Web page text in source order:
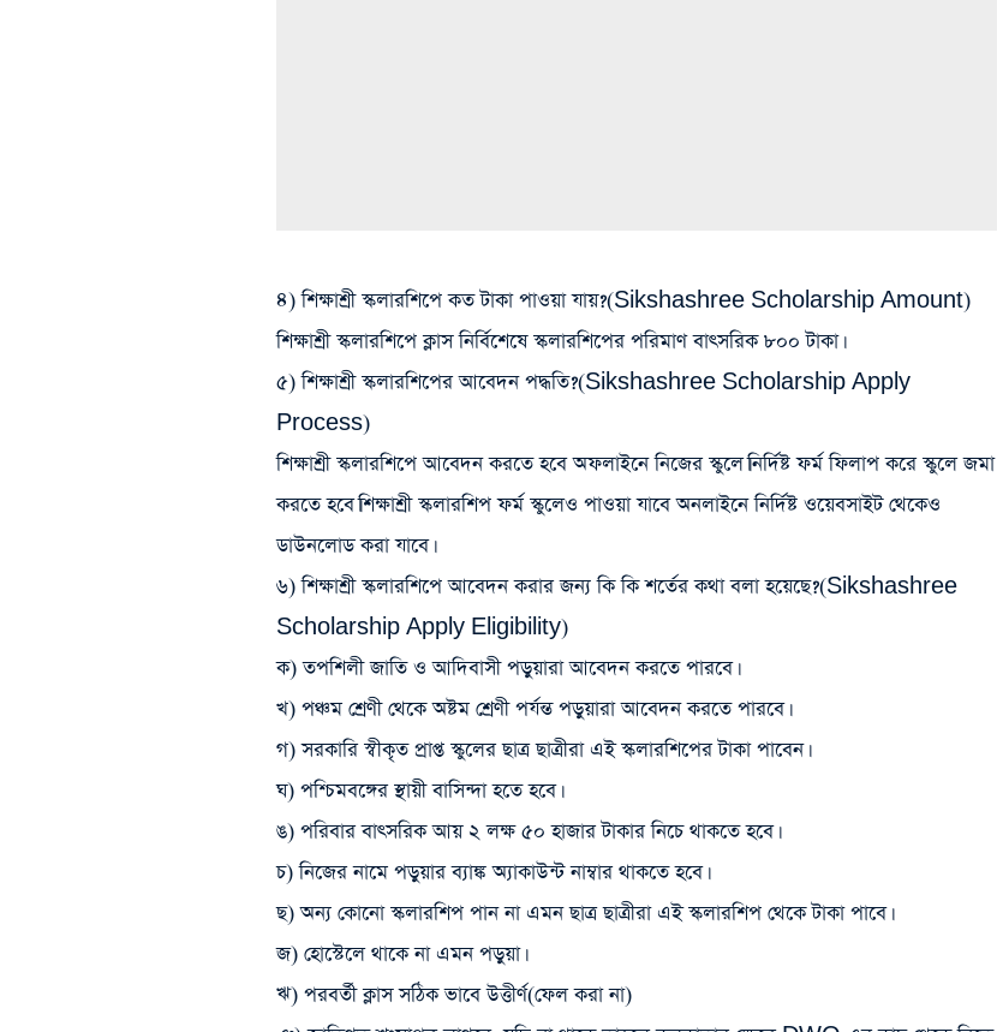
৪) শিক্ষাশ্রী স্কলারশিপে কত টাকা পাওয়া যায়?(Sikshashree Scholarship Amount)
শিক্ষাশ্রী স্কলারশিপে ক্লাস নির্বিশেষে স্কলারশিপের পরিমাণ বাৎসরিক ৮০০ টাকা।
৫) শিক্ষাশ্রী স্কলারশিপের আবেদন পদ্ধতি?(Sikshashree Scholarship Apply
Process)
শিক্ষাশ্রী স্কলারশিপে আবেদন করতে হবে অফলাইনে নিজের স্কুলে।নির্দিষ্ট ফর্ম ফিলাপ করে স্কুলে জমা
করতে হবে।শিক্ষাশ্রী স্কলারশিপ ফর্ম স্কুলেও পাওয়া যাবে অনলাইনে নির্দিষ্ট ওয়েবসাইট থেকেও
ডাউনলোড করা যাবে।
৬) শিক্ষাশ্রী স্কলারশিপে আবেদন করার জন্য কি কি শর্তের কথা বলা হয়েছে?(Sikshashree
Scholarship Apply Eligibility)
ক) তপশিলী জাতি ও আদিবাসী পড়ুয়ারা আবেদন করতে পারবে।
খ) পঞ্চম শ্রেণী থেকে অষ্টম শ্রেণী পর্যন্ত পড়ুয়ারা আবেদন করতে পারবে।
গ) সরকারি স্বীকৃত প্রাপ্ত স্কুলের ছাত্র ছাত্রীরা এই স্কলারশিপের টাকা পাবেন।
ঘ) পশ্চিমবঙ্গের স্থায়ী বাসিন্দা হতে হবে।
ঙ) পরিবার বাৎসরিক আয় ২ লক্ষ ৫০ হাজার টাকার নিচে থাকতে হবে।
চ) নিজের নামে পড়ুয়ার ব্যাঙ্ক অ্যাকাউন্ট নাম্বার থাকতে হবে।
ছ) অন্য কোনো স্কলারশিপ পান না এমন ছাত্র ছাত্রীরা এই স্কলারশিপ থেকে টাকা পাবে।
জ) হোস্টেলে থাকে না এমন পড়ুয়া।
ঋ) পরবর্তী ক্লাস সঠিক ভাবে উত্তীর্ণ(ফেল করা না)